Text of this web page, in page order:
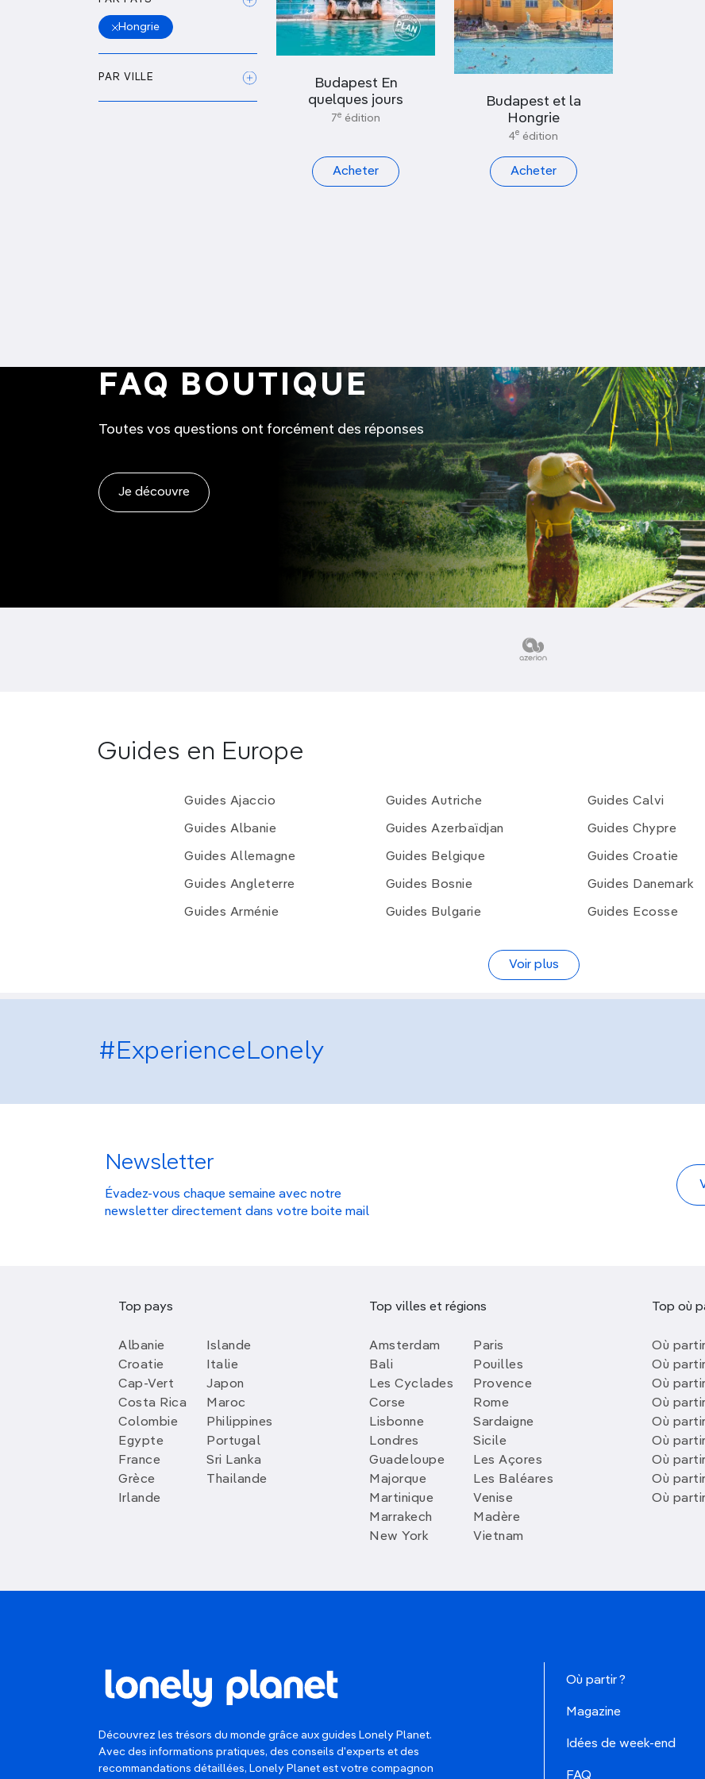
Hongrie
PAR VILLE
Budapest En
quelques jours
7e édition
Acheter
Budapest et la
Hongrie
4e édition
Acheter
FAQ BOUTIQUE
Toutes vos questions ont forcément des réponses
Je découvre
Guides en Europe
Guides Ajaccio
Guides Albanie
Guides Allemagne
Guides Angleterre
Guides Arménie
Guides Autriche
Guides Azerbaïdjan
Guides Belgique
Guides Bosnie
Guides Bulgarie
Guides Calvi
Guides Chypre
Guides Croatie
Guides Danemark
Guides Ecosse
Voir plus
#ExperienceLonely
Newsletter
Évadez-vous chaque semaine avec notre
newsletter directement dans votre boite mail
Top pays
Albanie
Croatie
Cap-Vert
Costa Rica
Colombie
Egypte
France
Grèce
Irlande
Islande
Italie
Japon
Maroc
Philippines
Portugal
Sri Lanka
Thailande
Top villes et régions
Amsterdam
Bali
Les Cyclades
Corse
Lisbonne
Londres
Guadeloupe
Majorque
Martinique
Marrakech
New York
Paris
Pouilles
Provence
Rome
Sardaigne
Sicile
Les Açores
Les Baléares
Venise
Madère
Vietnam
Top où
Où
Où
Où
Où
Où
Où
Où
Où
Où
Découvrez les trésors du monde grâce aux guides Lonely Planet.
Avec des informations pratiques, des conseils d'experts et des
recommandations détaillées, Lonely Planet est votre compagnon
Où partir ?
Magazine
Idées de week-end
FAQ